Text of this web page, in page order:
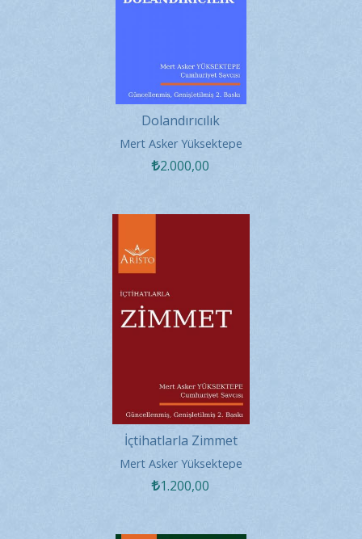
Dolandırıcılık
Mert Asker Yüksektepe
2.000,00
İçtihatlarla Zimmet
Mert Asker Yüksektepe
1.200,00